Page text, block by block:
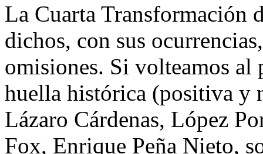
La Cuarta Transformación
dichos, con sus
omisiones. Si volteamos al
huella histórica (positiva y
Lázaro Cárdenas, López
Fox, Enrique Peña Nieto,